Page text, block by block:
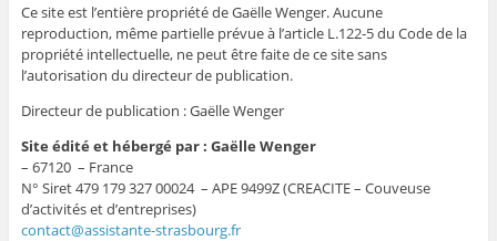
Ce site est l’entière propriété de Gaëlle Wenger. Aucune
reproduction, même partielle prévue à l’article L.122-5 du Code de la
propriété intellectuelle, ne peut être faite de ce site sans
l’autorisation du directeur de publication.
Directeur de publication : Gaëlle Wenger
Site édité et hébergé par : Gaëlle Wenger
– 67120 – France
N° Siret 479 179 327 00024 – APE 9499Z (CREACITE – Couveuse
d’activités et d’entreprises)
contact@assistante-strasbourg.fr